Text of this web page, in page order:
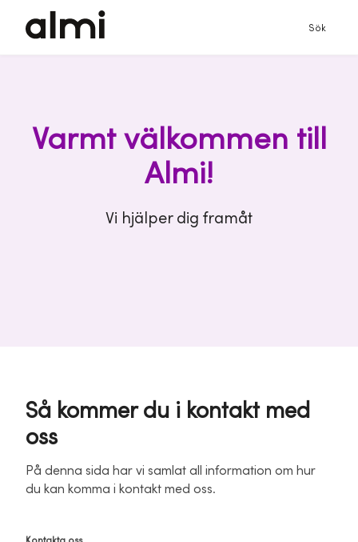
Sök
Varmt välkommen till
Almi!
Vi hjälper dig framåt
Så kommer du i kontakt med
oss
På denna sida har vi samlat all information om hur
du kan komma i kontakt med oss.